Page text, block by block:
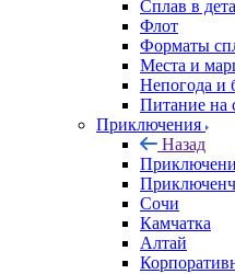
Сплав в
Флот
Форматы
Места и
Непогода и
Питание на
Приключения
Назад
Сочи
Камчатка
Алтай